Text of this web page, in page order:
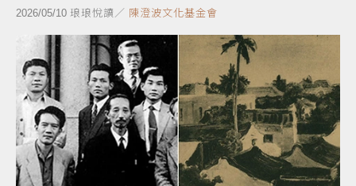
2026/05/10 琅琅悅讀／ 陳澄波文化基金會